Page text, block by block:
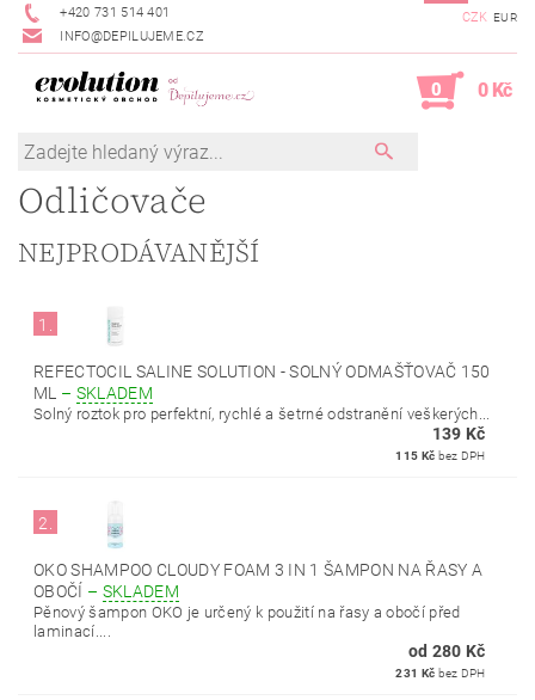
+420 731 514 401
INFO@DEPILUJEME.CZ
CZK EUR
0 0 Kč
Odličovače
NEJPRODÁVANĚJŠÍ
1.
REFECTOCIL SALINE SOLUTION - SOLNÝ ODMAŠŤOVAČ 150
ML – SKLADEM
Solný roztok pro perfektní, rychlé a šetrné odstranění veškerých...
139 Kč
115 Kč bez DPH
2.
OKO SHAMPOO CLOUDY FOAM 3 IN 1 ŠAMPON NA ŘASY A
OBOČÍ – SKLADEM
Pěnový šampon OKO je určený k použití na řasy a obočí před
laminací....
od 280 Kč
231 Kč bez DPH